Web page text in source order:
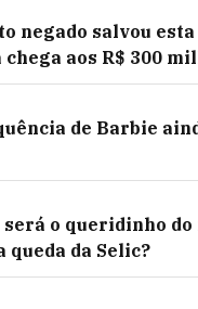
negado salvou
chega aos R$ 300
de Barbie
será o queridinho
queda da Selic?